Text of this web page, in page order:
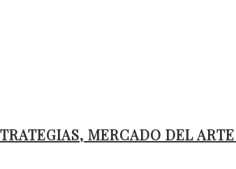
MERCADO DEL